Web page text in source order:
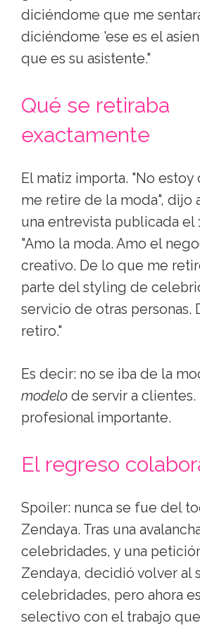
diciéndome que me
diciéndome 'ese es el
que es su asistente."
Qué se retiraba
exactamente
El matiz importa. "No
me retire de la moda", dijo
una entrevista publicada el
"Amo la moda. Amo el
creativo. De lo que me
parte del styling de
servicio de otras personas.
retiro."
Es decir: no se iba de la
modelo de servir a
profesional importante.
El regreso
Spoiler: nunca se fue del
Zendaya. Tras una
celebridades, y una
Zendaya, decidió volver al
celebridades, pero ahora
selectivo con el trabajo